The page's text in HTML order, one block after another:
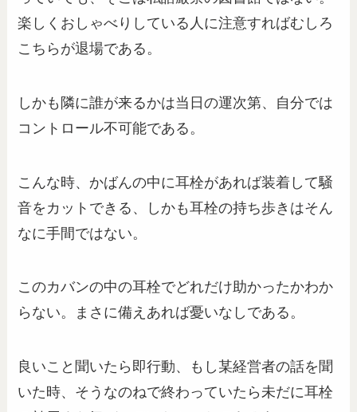
楽しくおしゃべりしている人に注意すればむしろ
こちらが退場である。
しかも隣に誰が来るかは当日の運次第、自分では
コントロール不可能である。
こんな時、かばんの中に耳栓があれば装着して騒
音をカットできる、しかも耳栓の持ち歩きはそん
なに手間ではない。
このカバンの中の耳栓でどれだけ助かったかわか
らない。まさに備えあれば憂いなしである。
良いこと聞いたら即行動、もし某経営者の話を聞
いた時、そうなのねで終わっていたら未だに耳栓